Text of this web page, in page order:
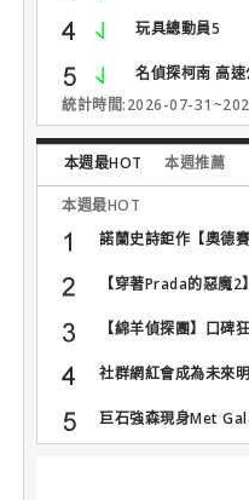
玩具總動員5
名偵探柯南 高
統計時間:2026-07-
本週最HOT 本週推薦
本週最HOT
諾蘭史詩鉅作【奧德
【穿著Prada的惡魔2
【綿羊偵探團】口碑
社群網紅會成為未來
巨石強森現身Met
子...